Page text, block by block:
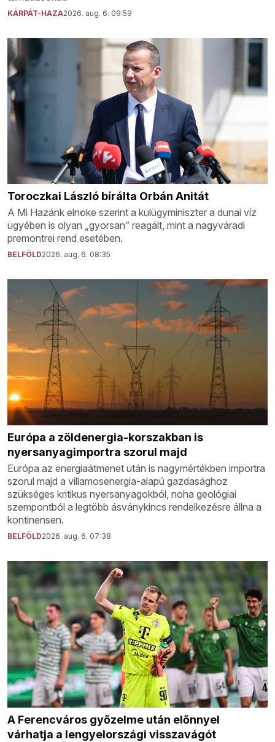
KÁRPÁT-HAZA2026. aug. 6. 09:59
Toroczkai László bírálta Orbán Anitát
A Mi Hazánk elnöke szerint a külügyminiszter a dunai víz
ügyében is olyan „gyorsan” reagált, mint a nagyváradi
premontrei rend esetében.
BELFÖLD2026. aug. 6. 08:35
Európa a zöldenergia-korszakban is
nyersanyagimportra szorul majd
Európa az energiaátmenet után is nagymértékben importra
szorul majd a villamosenergia-alapú gazdasághoz
szükséges kritikus nyersanyagokból, noha geológiai
szempontból a legtöbb ásványkincs rendelkezésre állna a
kontinensen.
BELFÖLD2026. aug. 6. 07:38
A Ferencváros győzelme után előnnyel
várhatja a lengyelországi visszavágót